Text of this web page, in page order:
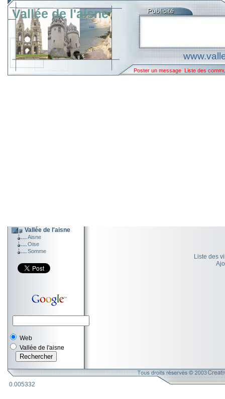
Vallée de l'aisne
Poster un message Liste des
Vallée de l'aisne
Aisne
Oise
Somme
Web
Vallée de l'aisne
Liste des
0.005332